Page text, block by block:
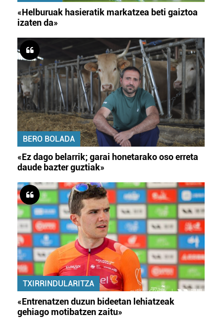
«Helburuak hasieratik markatzea beti gaiztoa
izaten da»
BERO BOLADA
«Ez dago belarrik; garai honetarako oso erreta
daude bazter guztiak»
TXIRRINDULARITZA
«Entrenatzen duzun bideetan lehiatzeak
gehiago motibatzen zaitu»